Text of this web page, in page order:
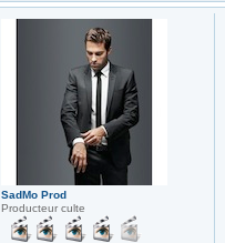
SadMo Prod
Producteur culte